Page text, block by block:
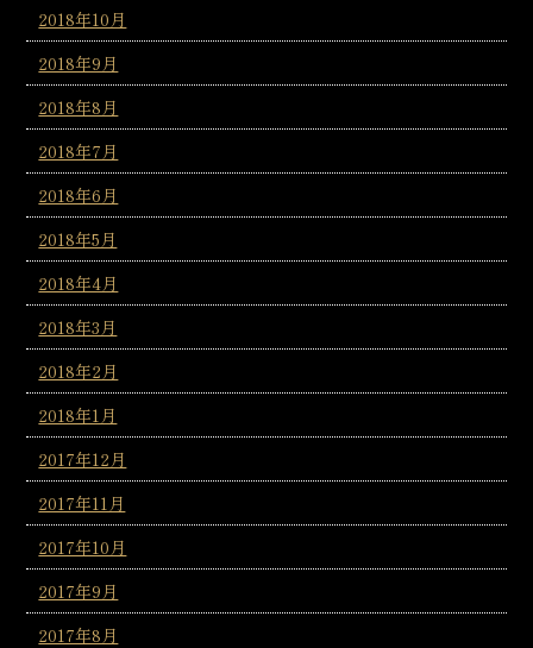
2018年10月
2018年9月
2018年8月
2018年7月
2018年6月
2018年5月
2018年4月
2018年3月
2018年2月
2018年1月
2017年12月
2017年11月
2017年10月
2017年9月
2017年8月